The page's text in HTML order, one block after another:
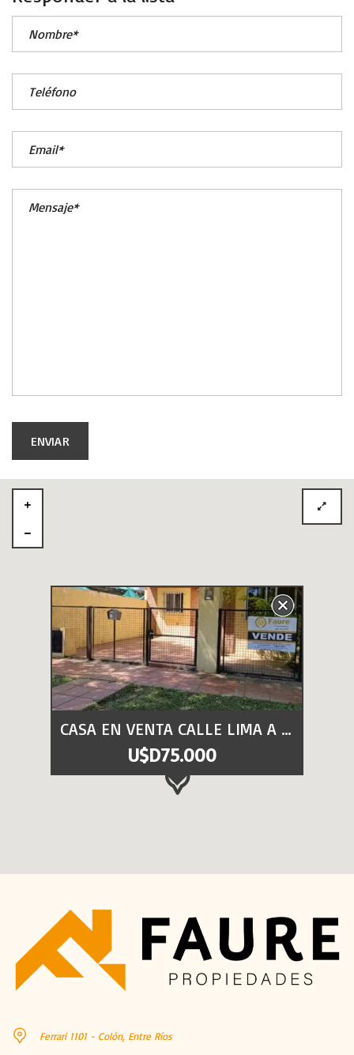
CASA EN VENTA CALLE LIMA A 4 CUADRAS DEL RIO
U$D75.000
Ferrari 1101 - Colón, Entre Ríos